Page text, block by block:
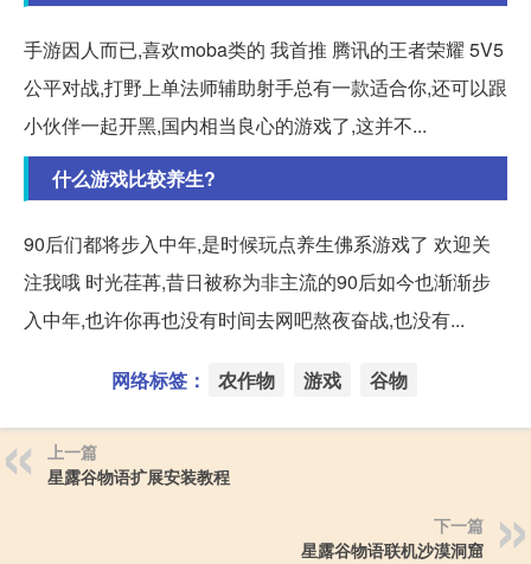
手游因人而已,喜欢moba类的 我首推 腾讯的王者荣耀 5V5
公平对战,打野上单法师辅助射手总有一款适合你,还可以跟
小伙伴一起开黑,国内相当良心的游戏了,这并不...
什么游戏比较养生?
90后们都将步入中年,是时候玩点养生佛系游戏了 欢迎关
注我哦 时光荏苒,昔日被称为非主流的90后如今也渐渐步
入中年,也许你再也没有时间去网吧熬夜奋战,也没有...
网络标签： 农作物 游戏 谷物
上一篇
星露谷物语扩展安装教程
下一篇
星露谷物语联机沙漠洞窟